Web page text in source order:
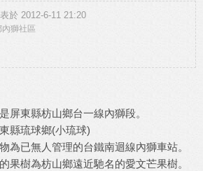
於 2012-6-11 21:20
獅社區
屏東縣枋山鄉台一線內獅段。
縣琉球鄉(小琉球)
為已無人管理的台鐵南迴線內獅車站。
果樹為枋山鄉遠近馳名的愛文芒果樹。